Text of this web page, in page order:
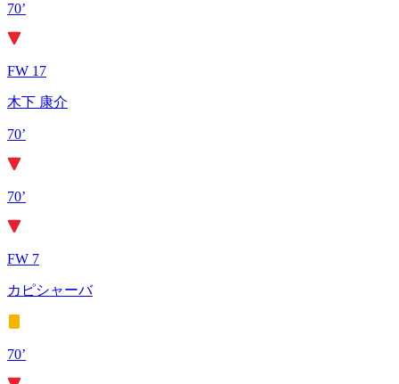
70’
FW 17
木下 康介
70’
70’
FW 7
カピシャーバ
70’